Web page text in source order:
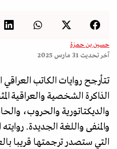
حسين بن حمزة
آخر تحديث 31 مارس 2025
تتأرجح روايات الكاتب العراقي
الذاكرة الشخصية والعراقية
والديكتاتورية والحروب،
والمنفى واللغة الجديدة.
التي ستصدر ترجمتها قريبا